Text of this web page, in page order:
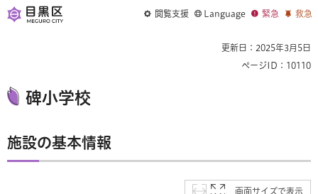
閲覧支援 Language 緊急 救急
更新日：2025年3月5日
ページID：10110
碑小学校
施設の基本情報
画面サイズで表示